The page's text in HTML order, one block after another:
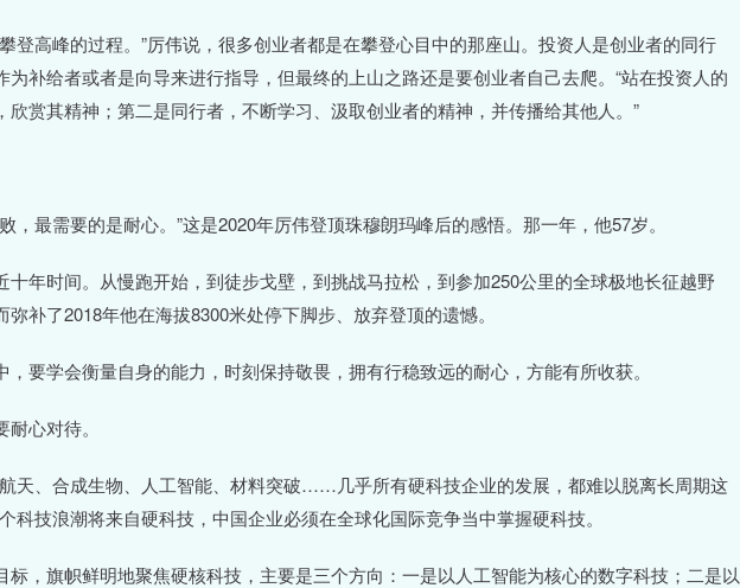
登高峰的过程。”厉伟说，很多创业者都是在攀登心目中的那座山。投资人是创业者的同行
补给者或者是向导来进行指导，但最终的上山之路还是要创业者自己去爬。“站在投资人的
欣赏其精神；第二是同行者，不断学习、汲取创业者的精神，并传播给其他人。”
，最需要的是耐心。”这是2020年厉伟登顶珠穆朗玛峰后的感悟。那一年，他57岁。
十年时间。从慢跑开始，到徒步戈壁，到挑战马拉松，到参加250公里的全球极地长征越野
补了2018年他在海拔8300米处停下脚步、放弃登顶的遗憾。
要学会衡量自身的能力，时刻保持敬畏，拥有行稳致远的耐心，方能有所收获。
心对待。
天、合成生物、人工智能、材料突破……几乎所有硬科技企业的发展，都难以脱离长周期这
科技浪潮将来自硬科技，中国企业必须在全球化国际竞争当中掌握硬科技。
标，旗帜鲜明地聚焦硬核科技，主要是三个方向：一是以人工智能为核心的数字科技；二是以